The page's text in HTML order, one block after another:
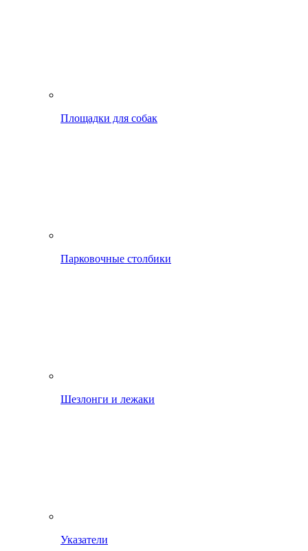
Площадки для собак
Парковочные столбики
Шезлонги и лежаки
Указатели